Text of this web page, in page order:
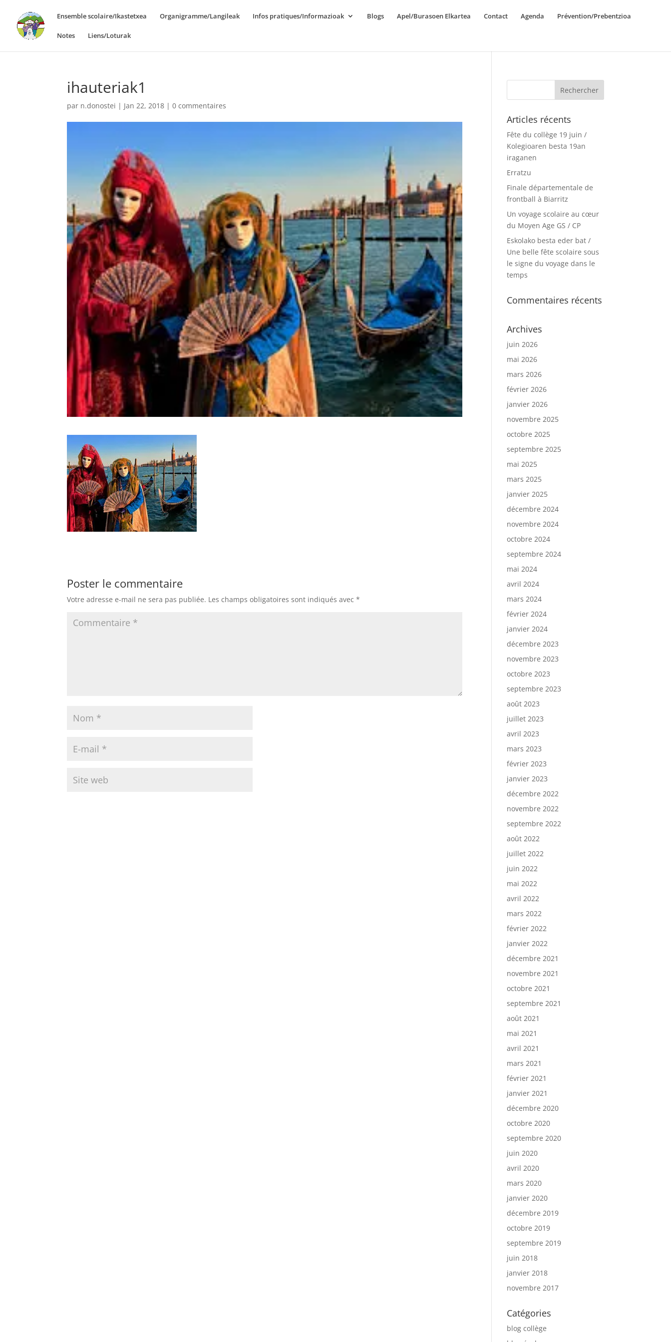
Ensemble scolaire/Ikastetxea Organigramme/Langileak Infos pratiques/Informazioak Blogs Apel/Burasoen Elkartea Contact Agenda Prévention/Prebentzioa
Notes Liens/Loturak
ihauteriak1
par n.donostei | Jan 22, 2018 |0 commentaires
Poster le commentaire
Votre adresse e-mail ne sera pas publiée. Les champs obligatoires sont indiqués avec*
Articles récents
Fête du collège 19 juin /
Kolegioaren besta 19an
iraganen
Erratzu
Finale départementale de
frontball à Biarritz
Un voyage scolaire au cœur
du Moyen Age GS / CP
Eskolako besta eder bat /
Une belle fête scolaire sous
le signe du voyage dans le
temps
Commentaires récents
Archives
juin 2026
mai 2026
mars 2026
février 2026
janvier 2026
novembre 2025
octobre 2025
septembre 2025
mai 2025
mars 2025
janvier 2025
décembre 2024
novembre 2024
octobre 2024
septembre 2024
mai 2024
avril 2024
mars 2024
février 2024
janvier 2024
décembre 2023
novembre 2023
octobre 2023
septembre 2023
août 2023
juillet 2023
avril 2023
mars 2023
février 2023
janvier 2023
décembre 2022
novembre 2022
septembre 2022
août 2022
juillet 2022
juin 2022
mai 2022
avril 2022
mars 2022
février 2022
janvier 2022
décembre 2021
novembre 2021
octobre 2021
septembre 2021
août 2021
mai 2021
avril 2021
mars 2021
février 2021
janvier 2021
décembre 2020
octobre 2020
septembre 2020
juin 2020
avril 2020
mars 2020
janvier 2020
décembre 2019
octobre 2019
septembre 2019
juin 2018
janvier 2018
novembre 2017
Catégories
blog collège